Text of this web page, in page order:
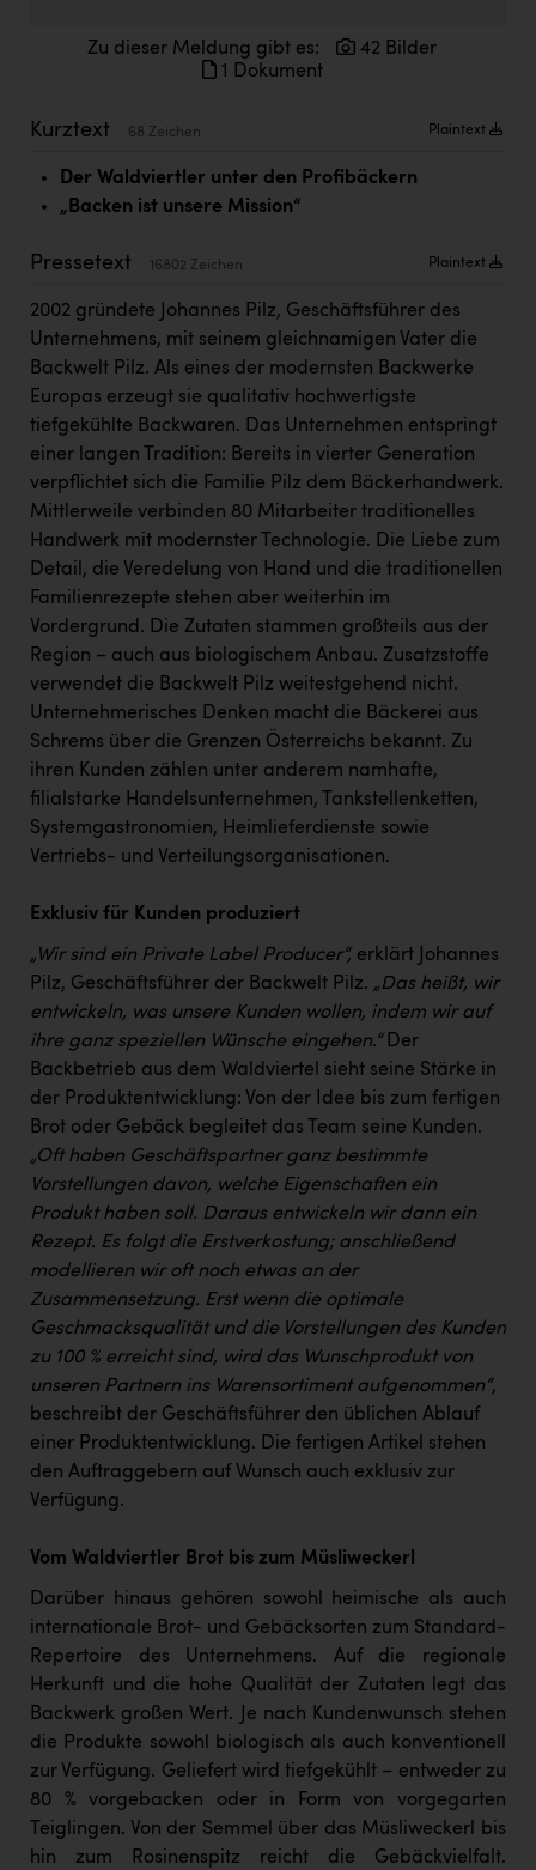
Fristads Austria
Immotech
INTERSPAR
INTERSPORT Austria
Jesolo
Jane Goodall Institute Austria
Kärcher
Karin Liedl
KIWI Kinderwunsch Institut Dr. Loimer
KLIPP Frisör
Kleider Bauer
Kremsmüller Anlagenbau GmbH
Maximarkt
Oldtimer Raststationen und Motorhotels
Österreichischer Kachelofenverband
Orlen
Passage Linz
PÜSPÖK
RE/MAX Welcome
Resch&Frisch
RUBBLE MASTER
Ruderclub Wels
SCRI - Salzburg Cancer Research Institute
SCHMACHTL GmbH
Schwingshandl - automation technology gmbh
TCL
TGW Logistics
TRAILOMAT & Cycling Austria
VERITAS
Vier Diamanten
Vorlagenportal
Zu dieser Meldung gibt es:
42 Bilder
1 Dokument
Kurztext 68 Zeichen Plaintext
Der Waldviertler unter den Profibäckern
„Backen ist unsere Mission“
Pressetext 16802 Zeichen Plaintext
2002 gründete Johannes Pilz, Geschäftsführer des
Unternehmens, mit seinem gleichnamigen Vater die
Backwelt Pilz. Als eines der modernsten Backwerke
Europas erzeugt sie qualitativ hochwertigste
tiefgekühlte Backwaren. Das Unternehmen entspringt
einer langen Tradition: Bereits in vierter Generation
verpflichtet sich die Familie Pilz dem Bäckerhandwerk.
Mittlerweile verbinden 80 Mitarbeiter traditionelles
Handwerk mit modernster Technologie. Die Liebe zum
Detail, die Veredelung von Hand und die traditionellen
Familienrezepte stehen aber weiterhin im
Vordergrund. Die Zutaten stammen großteils aus der
Region – auch aus biologischem Anbau. Zusatzstoffe
verwendet die Backwelt Pilz weitestgehend nicht.
Unternehmerisches Denken macht die Bäckerei aus
Schrems über die Grenzen Österreichs bekannt. Zu
ihren Kunden zählen unter anderem namhafte,
filialstarke Handelsunternehmen, Tankstellenketten,
Systemgastronomien, Heimlieferdienste sowie
Vertriebs- und Verteilungsorganisationen.
Exklusiv für Kunden produziert
„Wir sind ein Private Label Producer“, erklärt Johannes
Pilz, Geschäftsführer der Backwelt Pilz. „Das heißt, wir
entwickeln, was unsere Kunden wollen, indem wir auf
ihre ganz speziellen Wünsche eingehen.“Der
Backbetrieb aus dem Waldviertel sieht seine Stärke in
der Produktentwicklung: Von der Idee bis zum fertigen
Brot oder Gebäck begleitet das Team seine Kunden.
„Oft haben Geschäftspartner ganz bestimmte
Vorstellungen davon, welche Eigenschaften ein
Produkt haben soll. Daraus entwickeln wir dann ein
Rezept. Es folgt die Erstverkostung; anschließend
modellieren wir oft noch etwas an der
Zusammensetzung. Erst wenn die optimale
Geschmacksqualität und die Vorstellungen des Kunden
zu 100 % erreicht sind, wird das Wunschprodukt von
unseren Partnern ins Warensortiment aufgenommen“,
beschreibt der Geschäftsführer den üblichen Ablauf
einer Produktentwicklung. Die fertigen Artikel stehen
den Auftraggebern auf Wunsch auch exklusiv zur
Verfügung.
Vom Waldviertler Brot bis zum Müsliweckerl
Darüber hinaus gehören sowohl heimische als auch
internationale Brot- und Gebäcksorten zum Standard-
Repertoire des Unternehmens. Auf die regionale
Herkunft und die hohe Qualität der Zutaten legt das
Backwerk großen Wert. Je nach Kundenwunsch stehen
die Produkte sowohl biologisch als auch konventionell
zur Verfügung. Geliefert wird tiefgekühlt – entweder zu
80 % vorgebacken oder in Form von vorgegarten
Teiglingen. Von der Semmel über das Müsliweckerl bis
hin zum Rosinenspitz reicht die Gebäckvielfalt.